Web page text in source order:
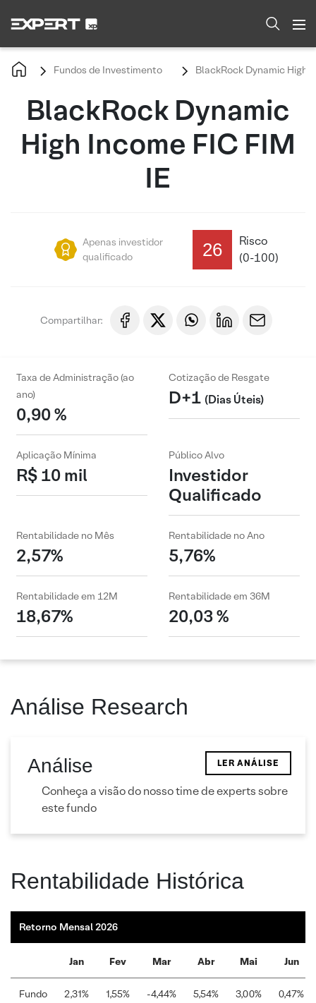
Fundos de Investimento BlackRock Dynamic High
BlackRock Dynamic
High Income FIC FIM
IE
Apenas investidor
qualificado
26
Risco
(0-100)
Compartilhar:
Taxa de Administração (ao
ano)
0,90 %
Cotização de Resgate
D+1 (Dias Úteis)
Aplicação Mínima
R$ 10 mil
Público Alvo
Investidor
Qualificado
Rentabilidade no Mês
2,57%
Rentabilidade no Ano
5,76%
Rentabilidade em 12M
18,67%
Rentabilidade em 36M
20,03 %
Análise Research
Análise
Conheça a visão do nosso time de experts sobre
este fundo
LER ANÁLISE
Rentabilidade Histórica
Retorno Mensal 2026
Jan Fev Mar Abr Mai Jun
Fundo 2,31% 1,55% -4,44% 5,54% 3,00% 0,47%